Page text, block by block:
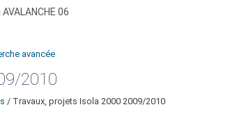
06
avancée
2010
/ Travaux, projets Isola 2000 2009/2010